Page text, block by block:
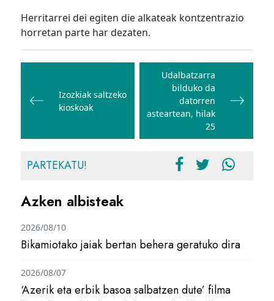
Herritarrei dei egiten die alkateak kontzentrazio
horretan parte har dezaten.
Bidalketetan
nabigatuIzozkiak saltzeko
kioskoak
Udalbatzarra
bilduko da
datorren
asteartean, hilak
25
PARTEKATU!
Azken albisteak
Bikamiotako jaiak bertan behera geratuko dira
2026/08/10
‘Azerik eta erbik basoa salbatzen dute’ filma
2026/08/07